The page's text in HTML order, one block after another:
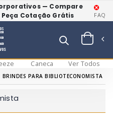
— Compare
Cotação Grátis
FAQ
Caneca Ver Todos
BRINDES PARA BIBLIOTECONOMISTA